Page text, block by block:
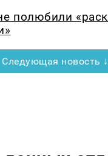
полюбили
Следующая новость ↓